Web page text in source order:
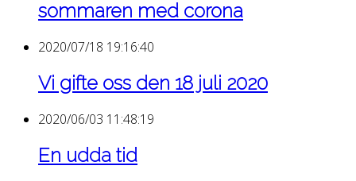
sommaren med corona
2020/07/18 19:16:40
Vi gifte oss den 18 juli 2020
2020/06/03 11:48:19
En udda tid